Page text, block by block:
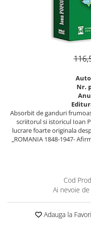
Manuale scolare/Cursuri
Medicină
Poezie
Sociologie
Spiritualitate/Ezoterism
Nr.
Absorbit de ganduri
scriitorul si istoricul Ioan
lucrare foarte originala
„ROMANIA 1848-1947-
Cod
Ai nevoie
Adauga la